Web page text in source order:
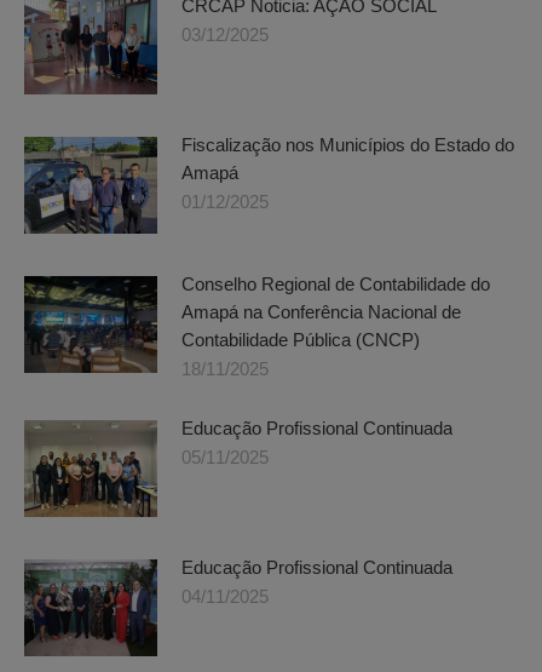
CRCAP Noticia: AÇÃO SOCIAL
03/12/2025
Fiscalização nos Municípios do Estado do
Amapá
01/12/2025
Conselho Regional de Contabilidade do
Amapá na Conferência Nacional de
Contabilidade Pública (CNCP)
18/11/2025
Educação Profissional Continuada
05/11/2025
Educação Profissional Continuada
04/11/2025